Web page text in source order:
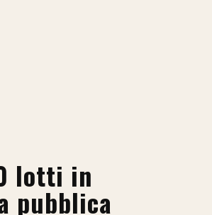
lotti in
pubblica